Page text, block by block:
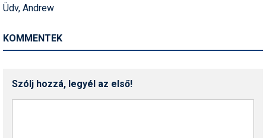
Utasbiztosítás
Védőfelszerelés
Üdv, Andrew
KOMMENTEK
Szólj hozzá, legyél az első!